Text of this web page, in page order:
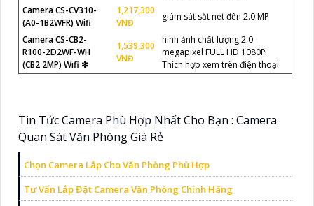
Camera CS-CV310-
(A0-1B2WFR) Wifi
1,217,300
VNĐ
giám sát sắt nét đến 2.0 MP
Camera CS-CB2-
R100-2D2WF-WH
(CB2 2MP) Wifi ❇
1,539,300
VNĐ
hình ảnh chất lượng 2.0
megapixel FULL HD 1080P
Thích hợp xem trên điện thoại
Tin Tức Camera Phù Hợp Nhất Cho Bạn : Camera
Quan Sát Văn Phòng Giá Rẻ
Chọn Camera Lắp Cho Văn Phòng Phù Hợp
Tư Vấn Lắp Đặt Camera Văn Phòng Chính Hãng